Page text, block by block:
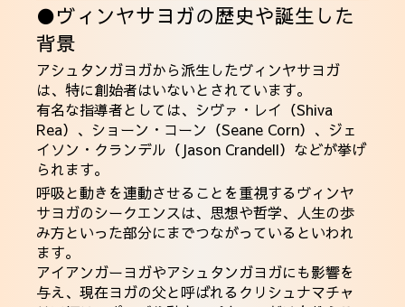
●ヴィンヤサヨガの歴史や誕生した
背景
アシュタンガヨガから派生したヴィンヤサヨガ
は、特に創始者はいないとされています。
有名な指導者としては、シヴァ・レイ（Shiva
Rea）、ショーン・コーン（Seane Corn）、ジェ
イソン・クランデル（Jason Crandell）などが挙げ
られます。
呼吸と動きを連動させることを重視するヴィンヤ
サヨガのシークエンスは、思想や哲学、人生の歩
み方といった部分にまでつながっているといわれ
ます。
アイアンガーヨガやアシュタンガヨガにも影響を
与え、現在ヨガの父と呼ばれるクリシュナマチャ